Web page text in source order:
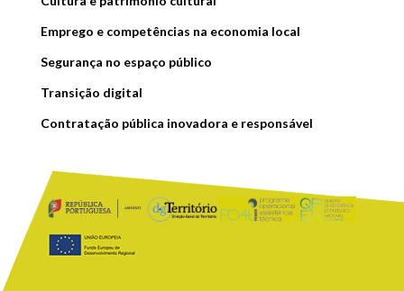
Emprego e competências na economia local
Segurança no espaço público
Transição digital
Contratação pública inovadora e responsável